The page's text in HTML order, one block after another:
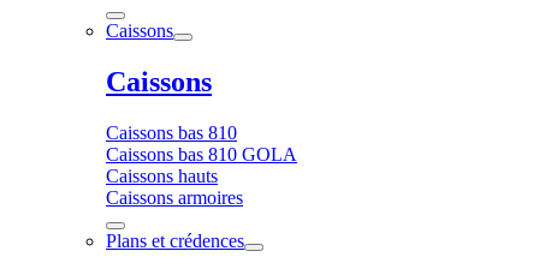
Caissons
Caissons
Caissons bas 810
Caissons bas 810 GOLA
Caissons hauts
Caissons armoires
Plans et crédences